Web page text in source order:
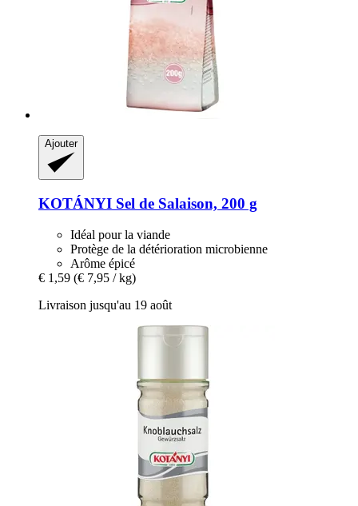
Ajouter
KOTÁNYI Sel de Salaison, 200 g
Idéal pour la viande
Protège de la détérioration microbienne
Arôme épicé
€ 1,59 (€ 7,95 / kg)
Livraison jusqu'au 19 août